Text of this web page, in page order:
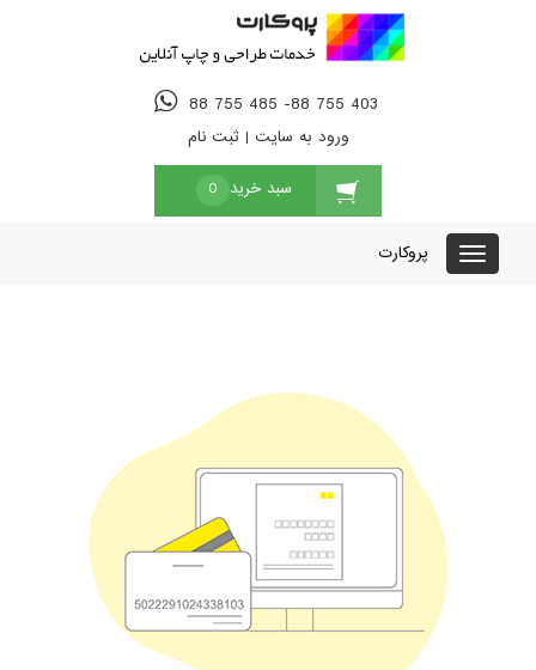
88 755 485 -88 755 403
ورود به سایت |ثبت نام
سبد خرید 0
پروکارت